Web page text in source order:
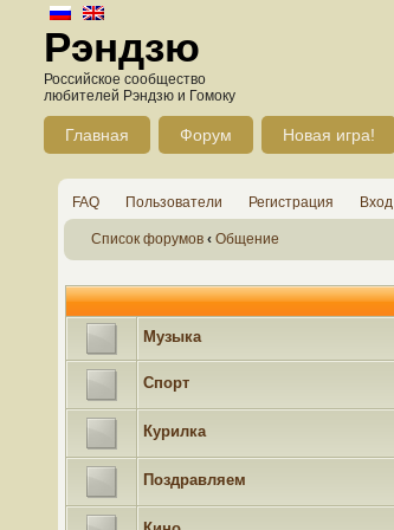
Рэндзю
Российское сообщество
любителей Рэндзю и Гомоку
Главная Форум Новая игра!
FAQ Пользователи Регистрация Вход
Список форумов ‹ Общение
Музыка
Спорт
Курилка
Поздравляем